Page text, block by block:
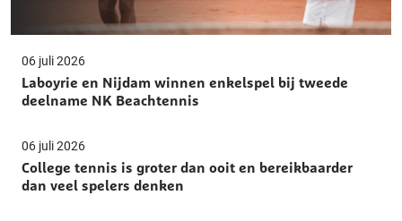
06 juli 2026
Laboyrie en Nijdam winnen enkelspel bij tweede
deelname NK Beachtennis
06 juli 2026
College tennis is groter dan ooit en bereikbaarder
dan veel spelers denken